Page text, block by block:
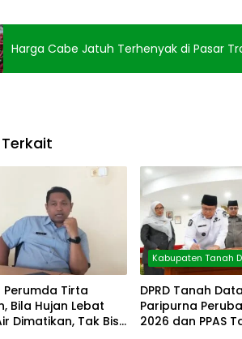
Harga Cabe Jatuh Terhenyak di Pasar
Perumda Tirta
Bila Hujan Lebat
Dimatikan, Tak Bisa
Kabupaten Tanah
DPRD Tanah
Paripurna
2026 dan PPAS